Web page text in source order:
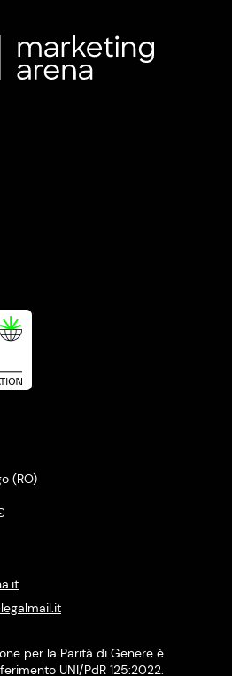
(RO)
per la Parità di Genere è
UNI/PdR 125:2022.